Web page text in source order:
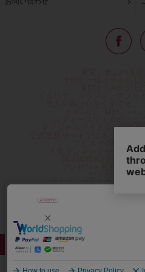
オリジナルアイテムなどを
アビステの幅広い
人気ランキングやテレビ
雑誌掲載商品情報を紹
プレゼント包装無料や
などのサービ
心躍るインポートアクセサリ
夢やときめきを与えられ
◆ギフトラッピング無料/
©ABISTE